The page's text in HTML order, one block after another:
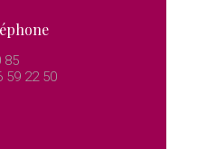
85
59 22 50